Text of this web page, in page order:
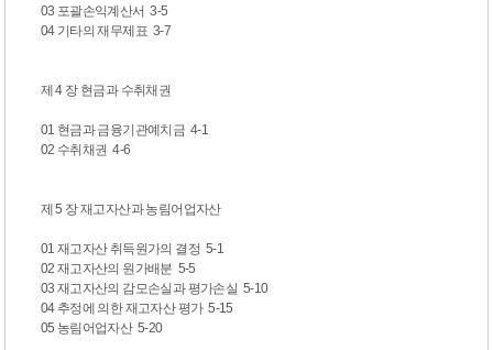
03 포괄손익계산서 3-5
04 기타의 재무제표 3-7
제 4 장 현금과 수취채권
01 현금과 금융기관예치금 4-1
02 수취채권 4-6
제 5 장 재고자산과 농림어업자산
01 재고자산 취득원가의 결정 5-1
02 재고자산의 원가배분 5-5
03 재고자산의 감모손실과 평가손실 5-10
04 추정에 의한 재고자산 평가 5-15
05 농림어업자산 5-20